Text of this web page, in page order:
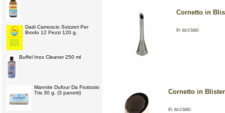
Dadi Camoscio Svizzeri Per
Brodo 12 Pezzi 120 g.
Buffel Inox Cleaner 250 ml
Mannite Dufour Da Fruttosio
Tris 30 g. (3 panetti)
Cornetto in
in acciaio
Cornetto in
in acciaio